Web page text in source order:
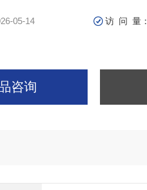
05-14 访 问 量：
咨询